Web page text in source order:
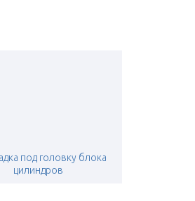
под головку блока
цилиндров